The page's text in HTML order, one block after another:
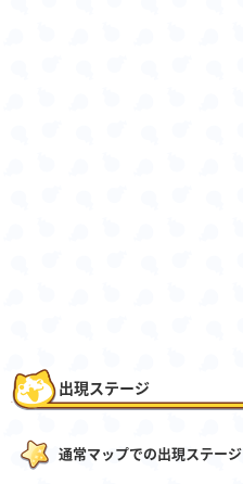
出現ステージ
通常マップでの出現ステージ